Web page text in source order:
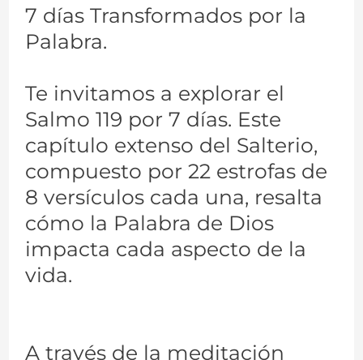
7 días Transformados por la
Palabra.
Te invitamos a explorar el
Salmo 119 por 7 días. Este
capítulo extenso del Salterio,
compuesto por 22 estrofas de
8 versículos cada una, resalta
cómo la Palabra de Dios
impacta cada aspecto de la
vida.
A través de la meditación